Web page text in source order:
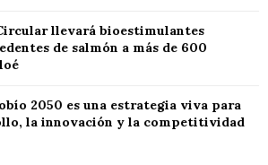
llevará bioestimulantes
de salmón a más de 600
2050 es una estrategia viva para
la innovación y la competitividad